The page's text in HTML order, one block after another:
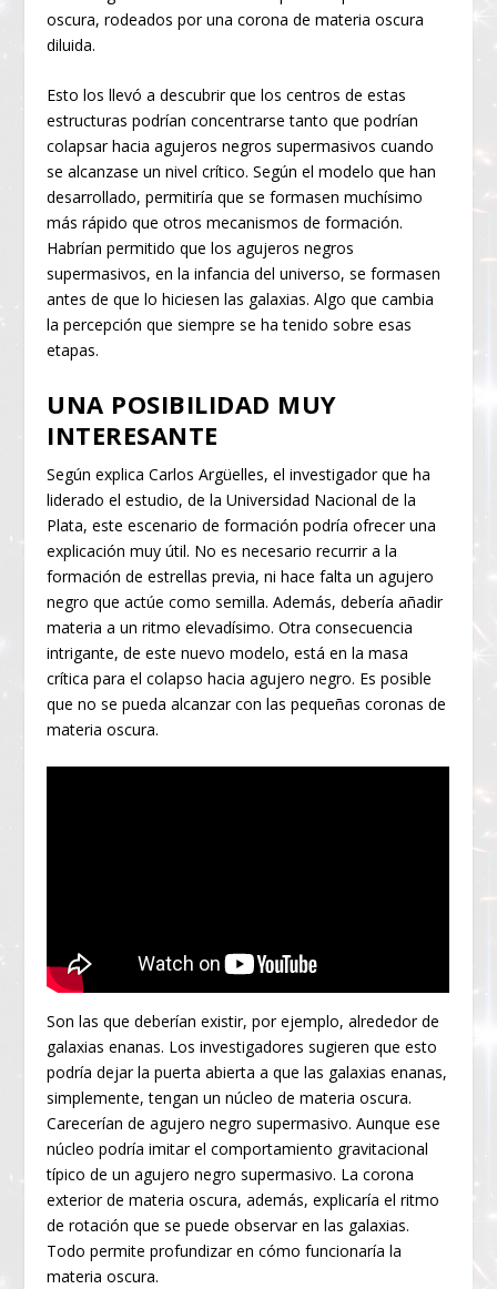
oscura, rodeados por una corona de materia oscura
diluida.
Esto los llevó a descubrir que los centros de estas
estructuras podrían concentrarse tanto que podrían
colapsar hacia agujeros negros supermasivos cuando
se alcanzase un nivel crítico. Según el modelo que han
desarrollado, permitiría que se formasen muchísimo
más rápido que otros mecanismos de formación.
Habrían permitido que los agujeros negros
supermasivos, en la infancia del universo, se formasen
antes de que lo hiciesen las galaxias. Algo que cambia
la percepción que siempre se ha tenido sobre esas
etapas.
UNA POSIBILIDAD MUY
INTERESANTE
Según explica Carlos Argüelles, el investigador que ha
liderado el estudio, de la Universidad Nacional de la
Plata, este escenario de formación podría ofrecer una
explicación muy útil. No es necesario recurrir a la
formación de estrellas previa, ni hace falta un agujero
negro que actúe como semilla. Además, debería añadir
materia a un ritmo elevadísimo. Otra consecuencia
intrigante, de este nuevo modelo, está en la masa
crítica para el colapso hacia agujero negro. Es posible
que no se pueda alcanzar con las pequeñas coronas de
materia oscura.
Son las que deberían existir, por ejemplo, alrededor de
galaxias enanas. Los investigadores sugieren que esto
podría dejar la puerta abierta a que las galaxias enanas,
simplemente, tengan un núcleo de materia oscura.
Carecerían de agujero negro supermasivo. Aunque ese
núcleo podría imitar el comportamiento gravitacional
típico de un agujero negro supermasivo. La corona
exterior de materia oscura, además, explicaría el ritmo
de rotación que se puede observar en las galaxias.
Todo permite profundizar en cómo funcionaría la
materia oscura.